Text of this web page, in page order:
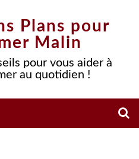
Plans pour
Malin
pour vous aider à
au quotidien !